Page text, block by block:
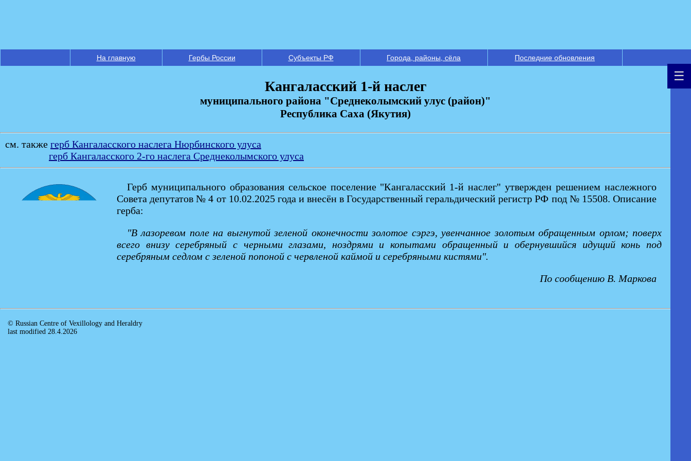
На главную Гербы России Субъекты РФ Города, районы, сёла Последние обновления
Кангаласский 1-й наслег
муниципального района "Среднеколымский улус (район)"
Республика Саха (Якутия)
см. также герб Кангаласского наслега Нюрбинского улуса
герб Кангаласского 2-го наслега Среднеколымского улуса
Герб муниципального образования сельское поселение "Кангаласский 1-й наслег" утвержден решением наслежного
Совета депутатов № 4 от 10.02.2025 года и внесён в Государственный геральдический регистр РФ под № 15508. Описание
герба:
"В лазоревом поле на выгнутой зеленой оконечности золотое сэргэ, увенчанное золотым обращенным орлом; поверх
всего внизу серебряный с черными глазами, ноздрями и копытами обращенный и обернувшийся идущий конь под
серебряным седлом с зеленой попоной с червленой каймой и серебряными кистями".
По сообщению В. Маркова
© Russian Centre of Vexillology and Heraldry
last modified 28.4.2026